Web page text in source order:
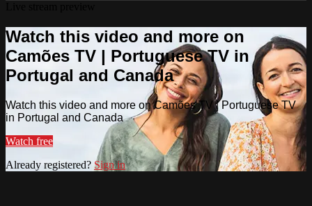
Watch this video and more on
Camões TV | Portuguese TV in
Portugal and Canada
Watch this video and more on Camões TV | Portuguese TV
in Portugal and Canada
Watch free
Already registered? Sign in